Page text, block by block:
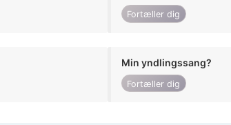
Fortæller dig
Min yndlingssang?
Fortæller dig